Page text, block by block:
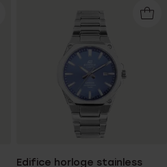
Edifice horloge stainless